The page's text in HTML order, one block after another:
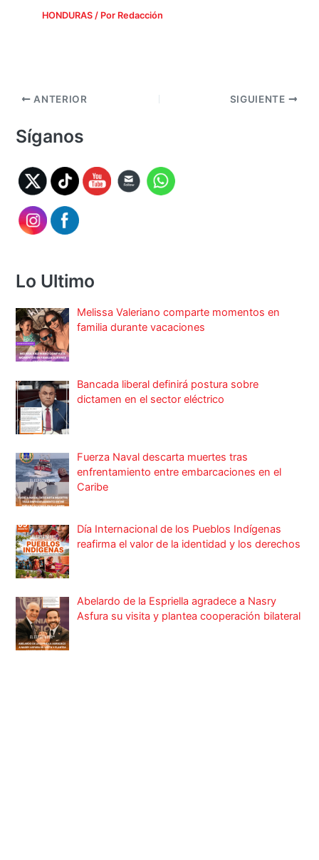
HONDURAS/ Por Redacción
ANTERIOR SIGUIENTE
Síganos
Lo Ultimo
Melissa Valeriano comparte momentos en
familia durante vacaciones
Bancada liberal definirá postura sobre
dictamen en el sector eléctrico
Fuerza Naval descarta muertes tras
enfrentamiento entre embarcaciones en el
Caribe
Día Internacional de los Pueblos Indígenas
reafirma el valor de la identidad y los derechos
Abelardo de la Espriella agradece a Nasry
Asfura su visita y plantea cooperación bilateral